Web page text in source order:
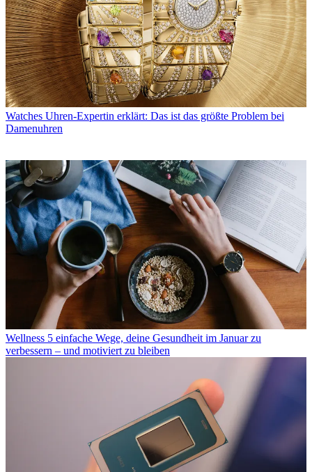
Watches Uhren-Expertin erklärt: Das ist das größte Problem bei
Damenuhren
Wellness 5 einfache Wege, deine Gesundheit im Januar zu
verbessern – und motiviert zu bleiben